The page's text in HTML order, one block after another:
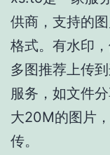
供商，支持的
格式。有水印
多图推荐上传
服务，如文件
大20M的图片
传。